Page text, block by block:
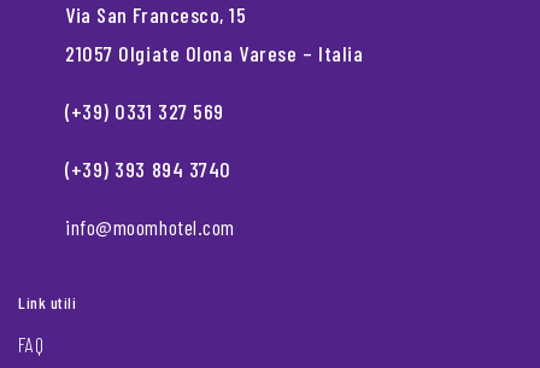
Via San Francesco, 15
21057 Olgiate Olona Varese – Italia
(+39) 0331 327 569
(+39) 393 894 3740
info@moomhotel.com
Link utili
FAQ